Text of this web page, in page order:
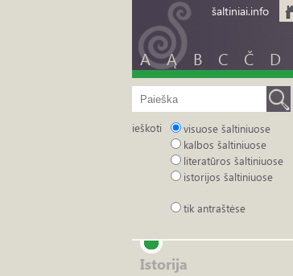
šaltiniai.info
A Ą B C Č D
ieškoti
visuose šaltiniuose
kalbos šaltiniuose
literatūros šaltiniuose
istorijos šaltiniuose
tik antraštėse
Istorija